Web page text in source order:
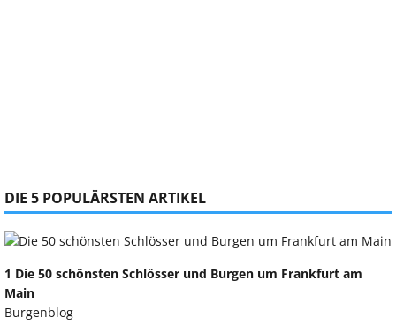
DIE 5 POPULÄRSTEN ARTIKEL
1 Die 50 schönsten Schlösser und Burgen um Frankfurt am
Main
Burgenblog